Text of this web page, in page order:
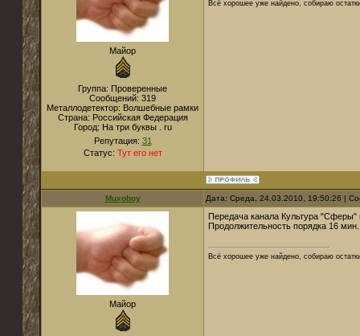
Майор
Группа: Проверенные
Сообщений: 319
Металлодетектор: Волшебные рамки
Страна: Российская Федерация
Город: На три буквы . ru
Репутация: 31
Статус: Тут его нет
Всё хорошее уже найдено, собираю
Muxoboy Дата: Среда, 24.03.2010, 19:50:26 |
Майор
Передача канала Культура "Сферы"
Продолжительность порядка 16
Всё хорошее уже найдено, собираю